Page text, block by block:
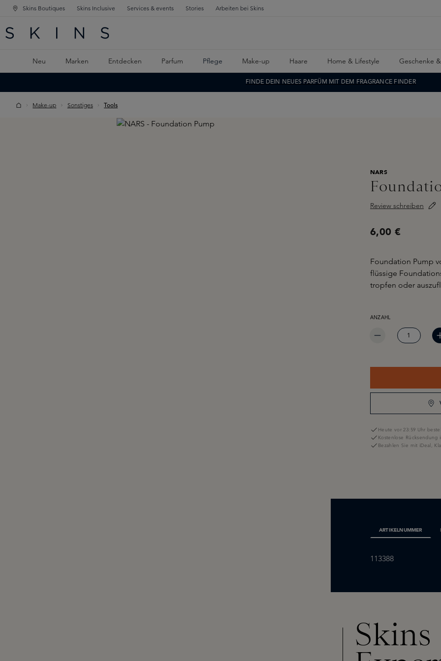
SPRINGEN
SPRINGEN
Skins Boutiques Skins Inclusive Services & events Stories Arbeiten bei Skins
Neu Marken Entdecken Parfum Pflege Make-up Haare Home & Lifestyle Geschenke
FINDE DEIN NEUES PARFÜM MIT DEM FRAGRANCE FINDER
Make-up Sonstiges Tools
NARS
Review schreiben
6,00 €
Foundation Pump
flüssige
tropfen oder
PRODUKT ANZAHL: GIB
ANZAHL
Heute vor 23:59 Uhr
Kostenlose Rücksendung
Bezahlen Sie mit iDeal,
ARTIKELNUMMER
113388
Skins